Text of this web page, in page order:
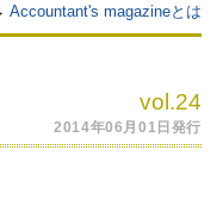
Accountant's magazineとは
vol.24
2014年06月01日発行